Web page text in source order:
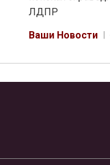
ЛДПР
Ваши Новости